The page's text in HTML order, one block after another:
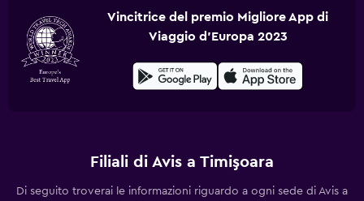
Vincitrice del premio Migliore App di
Viaggio d'Europa 2023
Filiali di Avis a Timişoara
Di seguito troverai le informazioni riguardo a ogni sede di Avis a